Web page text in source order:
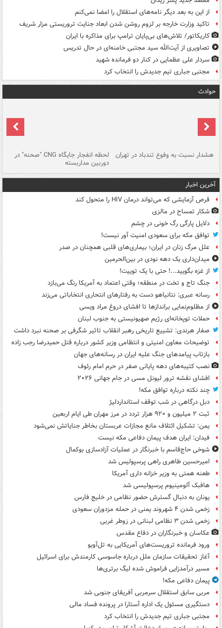
از این به بعد دیگر نامه‌های استقلال را امضا نمی‌کنم
تاکید وزارت خارجه بر لزوم روشن شدن ابعاد جنایت تروریستی مزار شریف
کاریکاتور/ تلاش‌های بی‌پایان ترامپ برای مذاکره با ایران
تصاویری از آیت‌الله سید مجتبی خامنه‌ای در حال تدریس
سردار علی عظمایی در کنار دو فرمانده شهید
مجتبی جباری تیم جدیدش را انتخاب کرد
حوادث
هشدار نسبت به وفوع تندباد در تهران لحظه انفجار جایگاه CNG "صحنه" در
دوربین مداربسته
آخرین اخبار
قرص آزمایشی که می‌تواند درمان HIV را متحول کند
شکار تمساح در مالزی
دلایل پارگی رگ خونی در چشم
توافق مکه برای سعودی امنیت آور نیست!
علل مرگ زنان در ایران؛ بیماری‌های قلبی همچنان در صدر
میدان‌داری یک دهه نودی در بین‌الحرمین
از غزه بگویید...! حتی با یک توییت!
جنگ تاج و تخت در منطقه؛ وقتی اعتماد به آمریکا رنگ می‌بازد
رسانه عبری: نتانیاهو دست به رفتارهای انتحاری انتخاباتی می‌زند
از مظلوم‌نمایی براندازها تا افشای دروغ مراد ویسی
حملات توپخانه‌ای رژیم صهیونیستی به جنوب لبنان
صفار هرندی: تشییع تاریخی رهبر انقلاب تاثیر شگرفی بر صحنه نبرد داشت
توضیحات معاون امنیتی و انتظامی وزیر کشور درباره قتل حمیدرضا رجب زاده
بازتاب پیامدهای جنگ علیه ایران در رسانه‌های جهان
نصب کتیبه‌های دهه پایانی صفر در حرم امام رئوف
افشای نقشه ترور لیونل مسی در جام جهانی ۲۰۲۶
چند نکته درباره توافق مکه!
دبل درگاهی در شب توقف استانداردلیژ
ثبت ۲ میلیون و ۹۲۰ هزار تردد در مرز مهران طی ایام اربعین
یمن: تشکیل ائتلاف مانع مجازات عربستان بخاطر جنایاتش نمی‌شود
فیدان: ایران هدف پیمان دفاعی مکه نیست
شوخی حاج‌قاسم با خبرنگار در عملیات آزادسازی بوکمال
امیرحسین طاهری راهی پرسپولیس شد
طعنه همتی به وزیر خزانه داری آمریکا
هافبک آلومینیوم پرسپولیسی شد
یونان به دنبال گسترش حضور نظامی در خلیج فارس
زخمی شدن ۴ شهروند یمنی در حمله مزدوران سعودی
زخمی شدن ۳ نظامی لبنانی در زوطر غربی
عکاسان و خبرنگاران در دفاع مقدس
ورود فرمانده تروریست‌های آمریکایی به تل‌آویو
آغاز تحقیقات سازمان ملل درباره جاسوسی کارمندش برای اسرائیل
مسیر درآمدزایی فراموش شده لیگ برتری‌ها
پیمان دفاعی مکه!
مربی سابق استقلال سرمربی آفریقای جنوبی شد
دستگیری مسئول یک اداره آستارا در پرونده فساد مالی
مجتبی جباری تیم جدیدش را انتخاب کرد